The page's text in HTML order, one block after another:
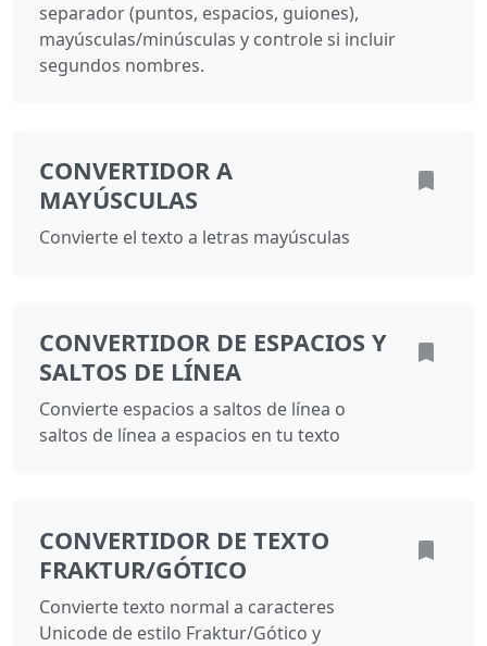
separador (puntos, espacios, guiones),
mayúsculas/minúsculas y controle si incluir
segundos nombres.
CONVERTIDOR A
MAYÚSCULAS
Convierte el texto a letras mayúsculas
CONVERTIDOR DE ESPACIOS Y
SALTOS DE LÍNEA
Convierte espacios a saltos de línea o
saltos de línea a espacios en tu texto
CONVERTIDOR DE TEXTO
FRAKTUR/GÓTICO
Convierte texto normal a caracteres
Unicode de estilo Fraktur/Gótico y